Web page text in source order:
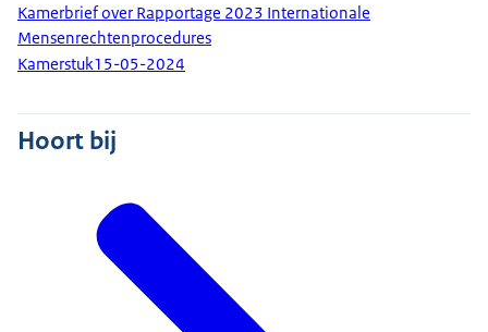
Kamerbrief over Rapportage 2023 Internationale
Mensenrechtenprocedures
Kamerstuk15-05-2024
Hoort bij